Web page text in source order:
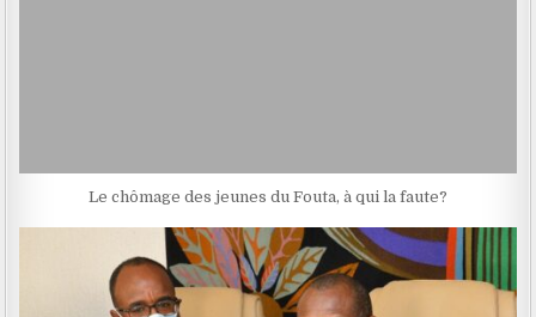
Le chômage des jeunes du Fouta, à qui la faute?